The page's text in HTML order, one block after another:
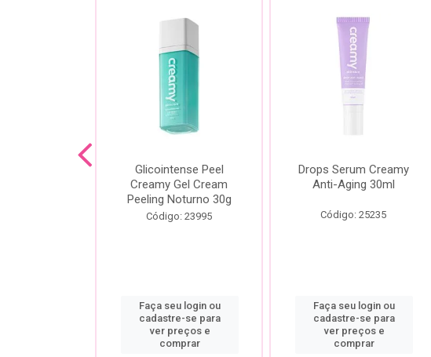
Glicointense Peel
Creamy Gel Cream
Peeling Noturno 30g
Código: 23995
Faça seu login ou
cadastre-se para
ver preços e
comprar
Drops Serum Creamy
Anti-Aging 30ml
Código: 25235
Faça seu login ou
cadastre-se para
ver preços e
comprar